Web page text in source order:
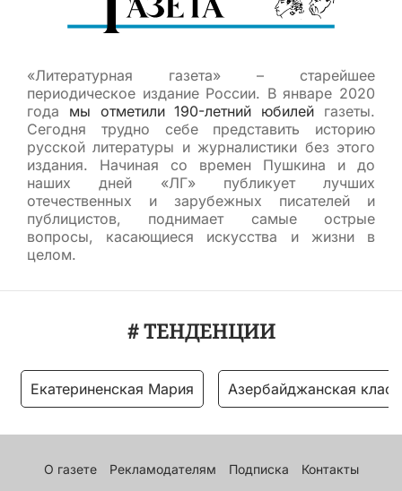
«Литературная газета» – старейшее
периодическое издание России. В январе 2020
года мы отметили 190-летний юбилей газеты.
Сегодня трудно себе представить историю
русской литературы и журналистики без этого
издания. Начиная со времен Пушкина и до
наших дней «ЛГ» публикует лучших
отечественных и зарубежных писателей и
публицистов, поднимает самые острые
вопросы, касающиеся искусства и жизни в
целом.
# ТЕНДЕНЦИИ
Екатериненская Мария Азербайджанская
О газете Рекламодателям Подписка Контакты